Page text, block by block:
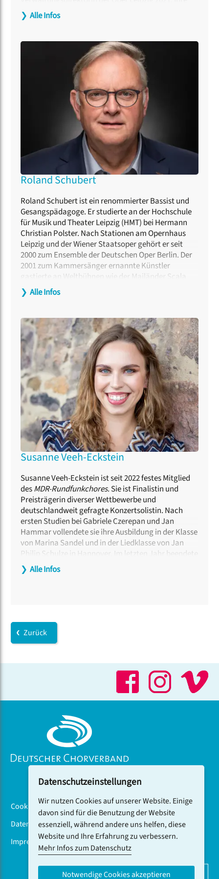
Verwaltungsaufgaben an der Oper Leipzig umfassen
neben der wirtschaftlichen Solidität des größten
Verantwortung für gleich drei denkmalgeschützte
Standorte: das Opernhaus, die Musikalische
Komödie und die Theaterwerkstätten. Seit 2019 ist
sie zudem die stellvertretende Vorsitzende des
Landesverbands Sachsen im Deutschen
Bühnenverein. 2022 wurde sie vom
Ministerpräsidenten des Freistaats zur
Kultursenatorin ernannt. An der Oper Leipzig setzt
Lydia Schubert ihre Schwerpunkte auf Vertrieb,
Digitalisierung und Arbeitskultur.
❯ Alle Infos
Roland Schubert
Roland Schubert ist ein renommierter Bassist und
Gesangspädagoge. Er studierte an der Hochschule
für Musik und Theater Leipzig (HMT) bei Hermann
Christian Polster. Nach Stationen am Opernhaus
Leipzig und der Wiener Staatsoper gehört er seit
2000 zum Ensemble der Deutschen Oper Berlin. Der
2001 zum Kammersänger ernannte Künstler
gastierte an Weltbühnen wie der Mailänder Scala
und der Semperoper. Sein Repertoire umfasst über
100 Partien, die er mit bedeutenden Regisseur:innen
erarbeitete. Als Konzertsänger musizierte er mit
Orchestern wie denWiener Philharmonikernund
demGewandhausorchester. Seit 2004 gibt er sein
Wissen als Professor für Gesang an der HMT Leipzig
weiter. Zahlreiche CD- und TV-Aufnahmen
dokumentieren sein Schaffen.
❯ Alle Infos
Susanne Veeh-Eckstein
Susanne Veeh-Eckstein ist seit 2022 festes Mitglied
desMDR-Rund­funkchores. Sie ist Finalistin und
Preisträgerin diverser Wettbewerbe und
deutschlandweit gefragte Konzertsolistin. Nach
ersten Studien bei Gabriele Czerepan und Jan
Hammar vollendete sie ihre Ausbildung in der Klasse
von Marina Sandel und in der Liedklasse von Jan
Philip Schulze in Hannover. Im letzten Jahr beendete
sie zudem den Masterstudiengang Musikpädagogik
in Nürnberg mit Auszeichnung. In ihrer
professionellen Chorausbildung liegt ihr sehr am
Herzen, weswegen sie sich auch in einer
Ausbildungsangebote in Rundfunkchören einsetzt.
❯ Alle Infos
Zurück
Cookiebanner
Datenschutz
Impressum
DCV-NEWSLETTER ABONNIEREN
Datenschutzeinstellungen
Wir nutzen Cookies auf unserer Website. Einige
davon sind für die Benutzung der Website
essenziell, während andere uns helfen, diese
Website und Ihre Erfahrung zu verbessern.
Mehr Infos zum Datenschutz
Notwendige Cookies akzeptieren